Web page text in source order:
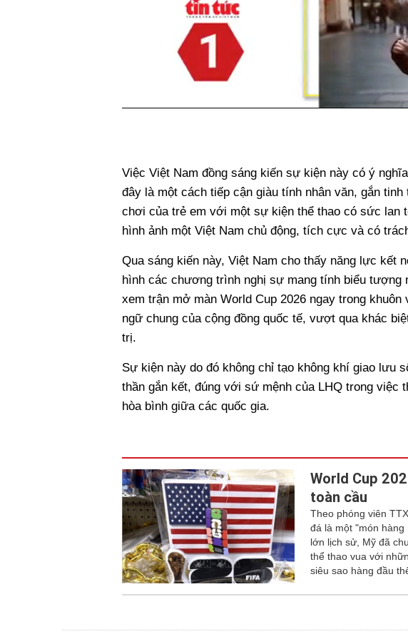
Việc Việt Nam đồng sáng kiến sự kiện này có ý
đây là một cách tiếp cận giàu tính nhân văn, gắn
chơi của trẻ em với một sự kiện thể thao có sức lan
hình ảnh một Việt Nam chủ động, tích cực và có
Qua sáng kiến này, Việt Nam cho thấy năng lực kết
hình các chương trình nghị sự mang tính biểu tượng
xem trận mở màn World Cup 2026 ngay trong
ngữ chung của cộng đồng quốc tế, vượt qua khác
trị.
Sự kiện này do đó không chỉ tạo không khí giao lưu
thần gắn kết, đúng với sứ mệnh của LHQ trong việc
hòa bình giữa các quốc gia.
World Cup
toàn cầu
Theo phóng viên
đá là một "món
lớn lịch sử, Mỹ đã
thể thao vua với
siêu sao hàng đầu